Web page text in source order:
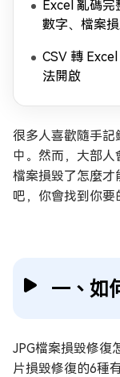
Excel 亂碼完
數字、檔案
CSV 轉
法開啟
很多人喜歡隨手記
中。然而，大部人
檔案損毀了怎麼才
吧，你會找到你要
一、如
JPG檔案損毀修復
片損毀修復的6種